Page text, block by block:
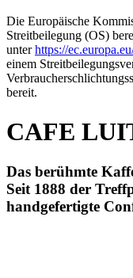
Die Europäische
Streitbeilegung (OS)
unterhttps://
einem
bereit.
CAFE
Das berühmte
Seit 1888 der
handgefertigte